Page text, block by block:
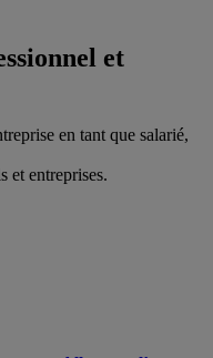
et
en tant que salarié,
et entreprises.